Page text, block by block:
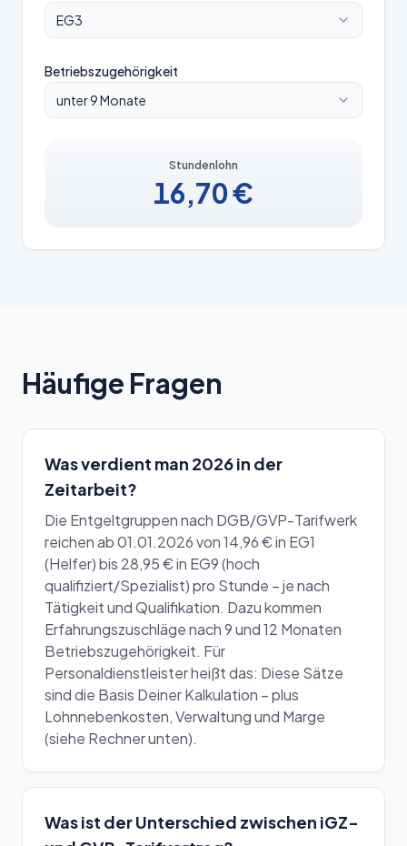
EG3
Betriebszugehörigkeit
unter 9 Monate
Stundenlohn
16,70€
Häufige Fragen
Was verdient man 2026 in der
Zeitarbeit?
Die Entgeltgruppen nach DGB/GVP-Tarifwerk
reichen ab 01.01.2026 von 14,96 € in EG1
(Helfer) bis 28,95 € in EG9 (hoch
qualifiziert/Spezialist) pro Stunde – je nach
Tätigkeit und Qualifikation. Dazu kommen
Erfahrungszuschläge nach 9 und 12 Monaten
Betriebszugehörigkeit. Für
Personaldienstleister heißt das: Diese Sätze
sind die Basis Deiner Kalkulation – plus
Lohnnebenkosten, Verwaltung und Marge
(siehe Rechner unten).
Was ist der Unterschied zwischen iGZ-